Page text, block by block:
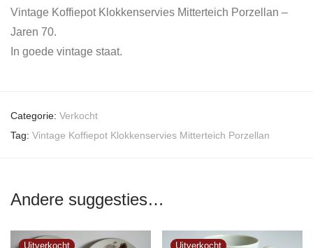
Vintage Koffiepot Klokkenservies Mitterteich Porzellan –
Jaren 70.
In goede vintage staat.
Categorie: Verkocht
Tag: Vintage Koffiepot Klokkenservies Mitterteich Porzellan
Andere suggesties…